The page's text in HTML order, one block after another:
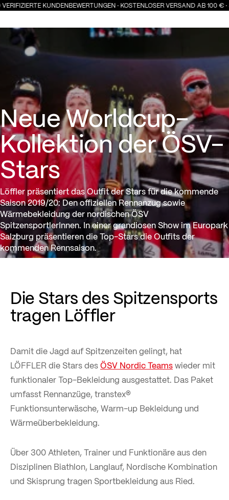
KUNDENBEWERTUNGEN · KOSTENLOSER VERSAND AB 100 € ·
Neue Worldcup-Kollektion
Neue Worldcup-
Kollektion der ÖSV-
Stars
Löffler präsentiert das Outfit der Stars für die kommende
Saison 2019/20: Den offiziellen Rennanzug sowie
Wärmebekleidung der nordischen ÖSV
SpitzensportlerInnen. In einer grandiosen Show im Europark
Salzburg präsentieren die Top-Stars die Outfits der
kommenden Rennsaison.
Die Stars des Spitzensports
tragen Löffler
Damit die Jagd auf Spitzenzeiten gelingt, hat
LÖFFLER die Stars desÖSV Nordic Teamswieder mit
funktionaler Top-Bekleidung ausgestattet. Das Paket
umfasst Rennanzüge, transtex®
Funktionsunterwäsche, Warm-up Bekleidung und
Wärmeüberbekleidung.
Über 300 Athleten, Trainer und Funktionäre aus den
Disziplinen Biathlon, Langlauf, Nordische Kombination
und Skisprung tragen Sportbekleidung aus Ried.